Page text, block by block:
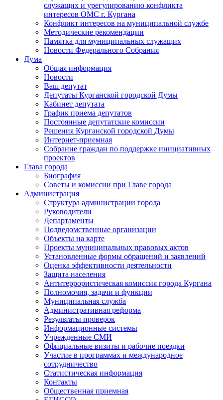
служащих и урегулированию конфликта
интересов ОМС г. Кургана
Конфликт интересов на муниципальной службе
Методические рекомендации
Памятка для муниципальных служащих
Новости Федерального Cобрания
Дума
Общая информация
Новости
Ваш депутат
Депутаты Курганской городской Думы
Кабинет депутата
График приема депутатов
Постоянные депутатские комиссии
Решения Курганской городской Думы
Интернет-приемная
Собрание граждан по поддержке инициативных
проектов
Глава города
Биография
Советы и комиссии при Главе города
Администрация
Структура администрации города
Руководители
Департаменты
Подведомственные организации
Объекты на карте
Проекты муниципальных правовых актов
Установленные формы обращений и заявлений
Оценка эффективности деятельности
Защита населения
Антитеррористическая комиссия города Кургана
Полномочия, задачи и функции
Муниципальная служба
Административная реформа
Результаты проверок
Информационные системы
Учрежденные СМИ
Официальные визиты и рабочие поездки
Участие в программах и международное
сотрудничество
Статистическая информация
Контакты
Общественная приемная